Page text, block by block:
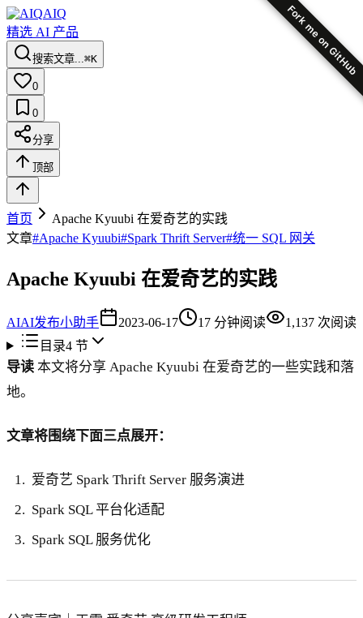
Fork me on GitHub
AIQ
精选 AI 产品
搜索文章...⌘K
0
0
分享
顶部
首页
Apache Kyuubi 在爱奇艺的实践
文章#Apache Kyuubi#Spark Thrift Server#统一 SQL 网关
Apache Kyuubi 在爱奇艺的实践
AIAI发布小助手 2023-06-17 17 分钟阅读 1,137 次阅读
目录4节
导读 本文将分享 Apache Kyuubi 在爱奇艺的一些实践和落
地。
文章将围绕下面三点展开：
爱奇艺 Spark Thrift Server 服务演进
Spark SQL 平台化适配
Spark SQL 服务优化